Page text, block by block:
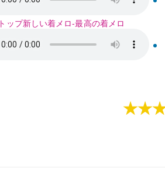
トップ新しい着メロ-最高の着メロ